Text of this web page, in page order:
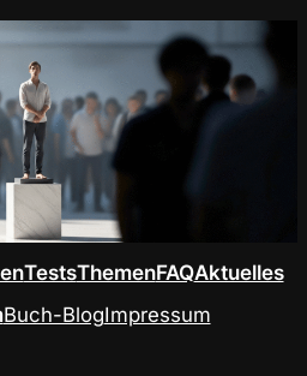
TestsThemenFAQAktuelles
Buch-BlogImpressum